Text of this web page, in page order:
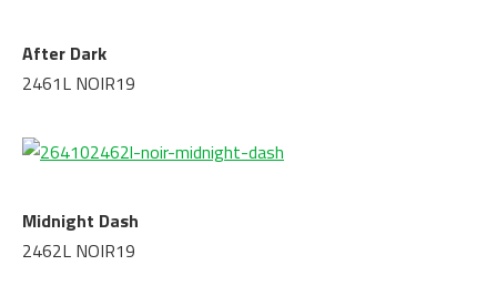
After Dark
2461L NOIR19
Midnight Dash
2462L NOIR19